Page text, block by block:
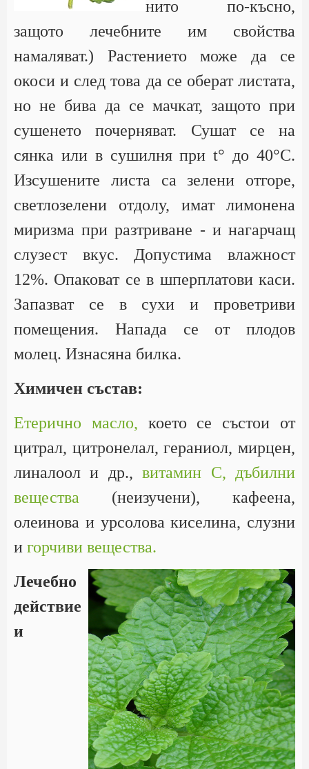
нито по-късно,
защото лечебните им свойства
намаляват.) Растението може да се
окоси и след това да се оберат листата,
но не бива да се мачкат, защото при
сушенето почерняват. Сушат се на
сянка или в сушилня при t° до 40°С.
Изсушените листа са зелени отгорe,
светлозелени отдолу, имат лимонена
миризма при разтриване - и нагарчащ
слузест вкус. Допустима влажност
12%. Опаковат се в шперплатови каси.
Запазват се в сухи и проветриви
помещения. Напада се от плодов
молец. Изнасяна билка.
Химичен състав:
Етерично масло, което се състои от
цитрал, цитронелал, гераниол, мирцен,
линалоол и др.,витамин С,
дъбилни
вещества (неизучени), кафеена,
олеинова и урсолова киселина, слузни
и горчиви вещества.
Лечебно
действие
и